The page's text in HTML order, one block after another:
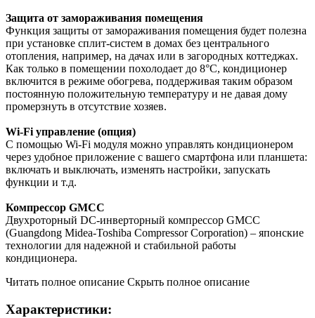
Защита от замораживания помещения
Функция защиты от замораживания помещения будет полезна
при установке сплит-систем в домах без центрального
отопления, например, на дачах или в загородных коттеджах.
Как только в помещении похолодает до 8°С, кондиционер
включится в режиме обогрева, поддерживая таким образом
постоянную положительную температуру и не давая дому
промерзнуть в отсутствие хозяев.
Wi-Fi управление (опция)
С помощью Wi-Fi модуля можно управлять кондиционером
через удобное приложение с вашего смартфона или планшета:
включать и выключать, изменять настройки, запускать
функции и т.д.
Компрессор GMCC
Двухроторный DC-инверторный компрессор GMCC
(Guangdong Midea-Toshiba Compressor Corporation) – японские
технологии для надежной и стабильной работы
кондиционера.
Читать полное описание Скрыть полное описание
Характеристики: